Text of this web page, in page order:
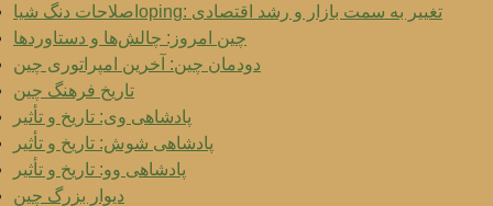
اصلاحات دنگ شیاoping: تغییر به سمت بازار و رشد اقتصادی
چین امروز: چالش‌ها و دستاوردها
دودمان چین: آخرین امپراتوری چین
تاریخ فرهنگ چین
پادشاهی وی: تاریخ و تأثیر
پادشاهی شوش: تاریخ و تأثیر
پادشاهی وو: تاریخ و تأثیر
دیوار بزرگ چین